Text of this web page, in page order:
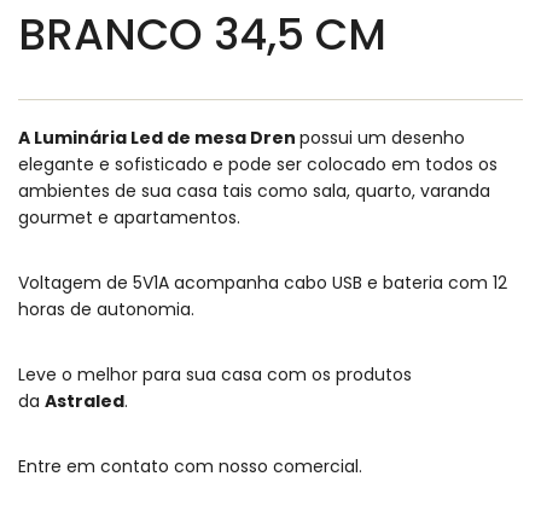
BRANCO 34,5 CM
A Luminária Led de mesa Dren possui um desenho
elegante e sofisticado e pode ser colocado em todos os
ambientes de sua casa tais como sala, quarto, varanda
gourmet e apartamentos.
Voltagem de 5V1A acompanha cabo USB e bateria com 12
horas de autonomia.
Leve o melhor para sua casa com os produtos
da Astraled.
Entre em contato com nosso comercial.